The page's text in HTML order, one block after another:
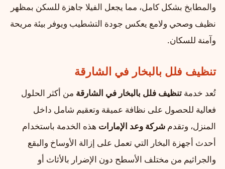
والمطابخ بشكل كامل، مما يجعل الفيلا جاهزة للسكن بمظهر
نظيف وصحي ولامع يعكس جودة التشطيب ويوفر بيئة مريحة
وآمنة للسكان.
تنظيف فلل بالبخار في الشارقة
تُعد خدمة تنظيف فلل بالبخار في الشارقة من أكثر الحلول
فعالية للحصول على نظافة عميقة وتعقيم شامل داخل
المنزل، وتقدم شركة وعد الإمارات هذه الخدمة باستخدام
أحدث أجهزة البخار التي تعمل على إزالة الأوساخ والبقع
والجراثيم من مختلف الأسطح دون الإضرار بالأثاث أو